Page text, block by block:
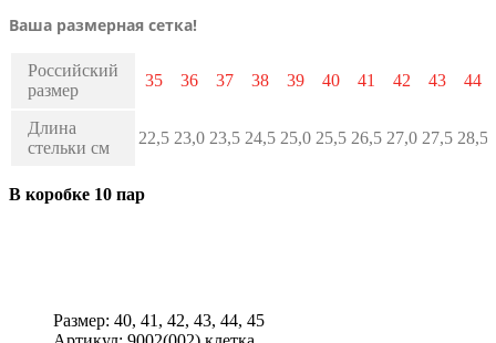
Ваша размерная сетка!
Российский
размер
35 36 37 38 39 40 41 42 43 44
Длина
стельки см
22,5 23,0 23,5 24,5 25,0 25,5 26,5 27,0 27,5 28,5
В коробке 10 пар
Размер: 40, 41, 42, 43, 44, 45